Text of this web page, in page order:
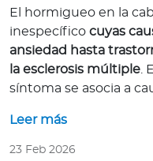
El hormigueo en la
inespecífico cuyas
ansiedad hasta
la esclerosis múltiple.
síntoma se asocia a
Leer más
23 Feb 2026